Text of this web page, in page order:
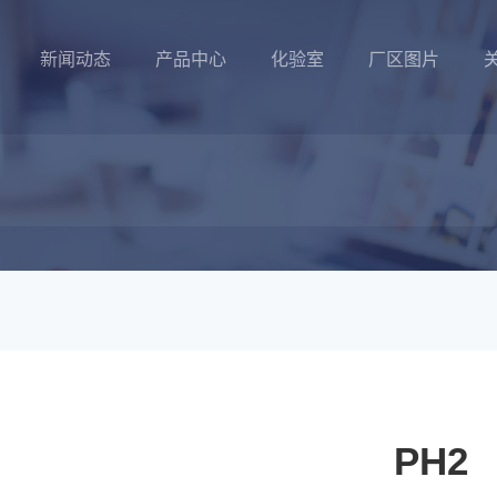
新闻动态 产品中心 化验室 厂区图片
PH2